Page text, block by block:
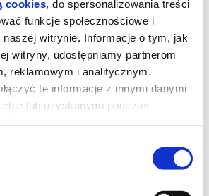
cookies, do spersonalizowania treści
funkcje społecznościowe i
witrynie. Informacje o tym, jak
witryny, udostępniamy partnerom
reklamowym i analitycznym.
te informacje z innymi danymi
lub uzyskanymi podczas
świata w